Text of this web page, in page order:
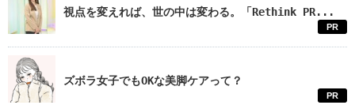
視点を変えれば、世の中は変わる。「Rethink PR...
PR
ズボラ女子でもOKな美脚ケアって？
PR